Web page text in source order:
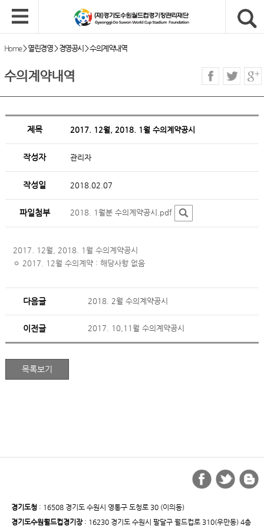
Home>열린경영>경영공시 >수의계약내역
수의계약내역
제목 2017. 12월, 2018. 1월 수의계약공시
작성자 관리자
작성일 2018.02.07
파일첨부 2018. 1월분 수의계약공시.pdf
2017. 12월, 2018. 1월 수의계약공시
ㅇ 2017. 12월 수의계약 : 해당사항 없음
다음글 2018. 2월 수의계약공시
이전글 2017. 10,11월 수의계약공시
경기도청: 16508 경기도 수원시 영통구 도청로 30 (이의동)
경기도수원월드컵경기장: 16230 경기도 수원시 팔달구 월드컵로 310(우만동) 4층